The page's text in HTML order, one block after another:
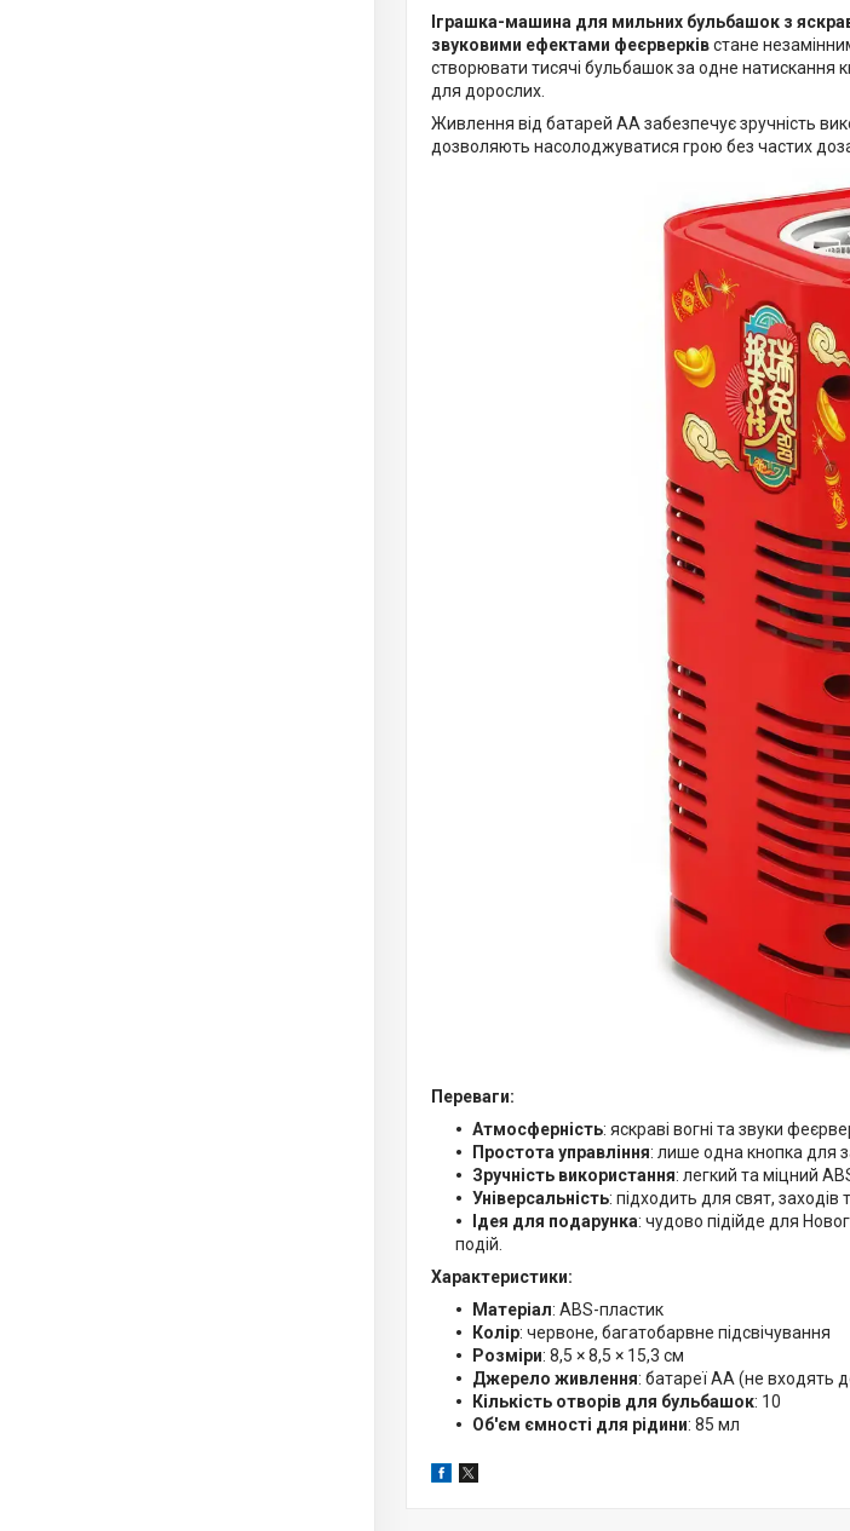
Іграшка-машина для мильних бульбашок з
звуковими ефектами феєрверківстане
створювати тисячі бульбашок за одне натискання
для дорослих.
Живлення від батарей АА забезпечує зручність
дозволяють насолоджуватися грою без частих
Переваги:
Атмосферність: яскраві вогні та звуки
Простота управління: лише одна кнопка для
Зручність використання: легкий та міцний
Універсальність: підходить для свят, заходів
Ідея для подарунка: чудово підійде для
подій.
Характеристики:
Матеріал: ABS-пластик
Колір: червоне, багатобарвне підсвічування
Розміри: 8,5 × 8,5 × 15,3 см
Джерело живлення: батареї АА (не входять
Кількість отворів для бульбашок: 10
Об'єм ємності для рідини: 85 мл